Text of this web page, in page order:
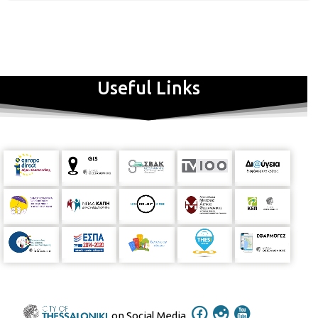
(τελίτσα, φύλλο, τρίγωνο, λαβύρινθος, πλέγμα, στίγμα,
σταγόνα, κύμα, ευθεία) συντίθεται για να σχηματίσουν τα
εννοιολογικά πέπλα που διαμορφώνουν τις επιφάνειες των
που δημιουργήθηκαν από τις περιπατητικές του διαδρομές
στην περιοχή από την Φλώρινα έως τον Γράμμο. Ο τίτλος της
έκθεσης αποτελεί ελεύθερη μετάφραση του μεσαιωνικού
ρητούQuod Sumus Hoc Eritis,θέλοντας να υποδηλώσει την
εμμένεια της ζωγραφικής ως μιας τέχνης που προέρχεται από
το παρελθόν και κατευθύνει το μέλλον. Η έκθεση θα λειτουργεί
Δευτέρα έως Παρασκευή από τις 10:00 έως τις 14:00 και από
τις 17:00 έως τις 20:00 Η είσοδος για το κοινό θα είναι
πραγματοποιήσει 29 ατομικές και δεκάδες ομαδικές εκθέσεις
Useful Links
on Social Media